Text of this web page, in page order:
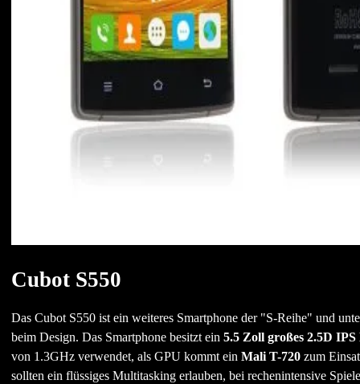
Cubot S550
Das Cubot S550 ist ein weiteres Smartphone der "S-Reihe" und
beim Design. Das Smartphone besitzt ein 5.5 Zoll großes 2.5D IPS
von 1.3GHz verwendet, als GPU kommt ein Mali T-720zum
sollten ein flüssiges Multitasking erlauben, bei rechenintensive